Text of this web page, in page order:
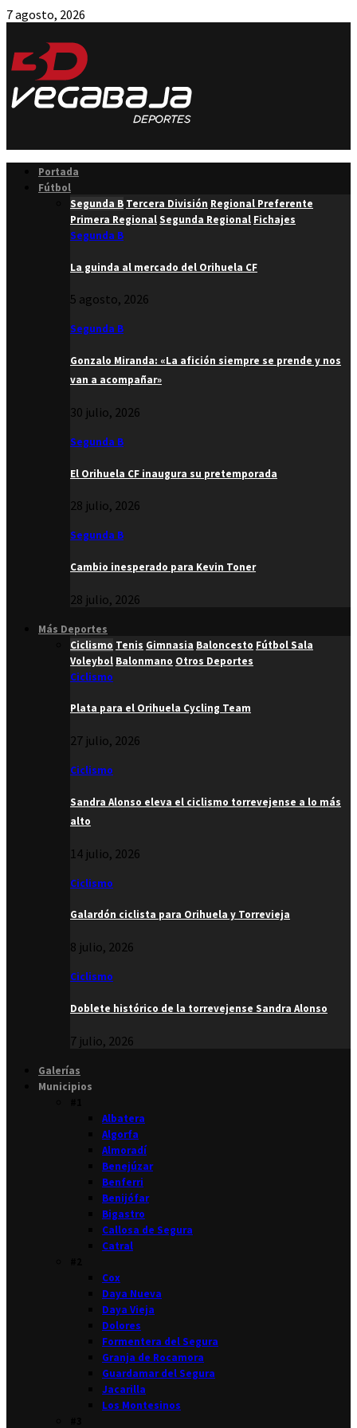
7 agosto, 2026
Portada
Fútbol
Segunda B Tercera División Regional Preferente
Primera RegionalSegunda Regional Fichajes
Segunda B
La guinda al mercado del Orihuela CF
5 agosto, 2026
Segunda B
Gonzalo Miranda: «La afición siempre se prende y nos
van a acompañar»
30 julio, 2026
Segunda B
El Orihuela CF inaugura su pretemporada
28 julio, 2026
Segunda B
Cambio inesperado para Kevin Toner
28 julio, 2026
Más Deportes
Ciclismo Tenis Gimnasia Baloncesto Fútbol Sala
Voleybol Balonmano Otros Deportes
Ciclismo
Plata para el Orihuela Cycling Team
27 julio, 2026
Ciclismo
Sandra Alonso eleva el ciclismo torrevejense a lo más
alto
14 julio, 2026
Ciclismo
Galardón ciclista para Orihuela y Torrevieja
8 julio, 2026
Ciclismo
Doblete histórico de la torrevejense Sandra Alonso
7 julio, 2026
Galerías
Municipios
Albatera
Algorfa
Almoradí
Benejúzar
Benferri
Benijófar
Bigastro
Callosa de Segura
Catral
Cox
Daya Nueva
Daya Vieja
Dolores
Formentera del Segura
Granja de Rocamora
Guardamar del Segura
Jacarilla
Los Montesinos